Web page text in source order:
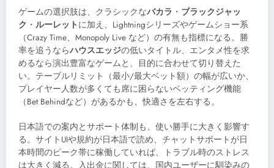
ゲームの選択肢は、クラシックなバカラ ・ ブラックジャッ
ク ・ ルーレット に加え、Lightningシリーズやゲームショー系
（Crazy Time、Monopoly Live など）の有無も指標になる。勝
率を追うならハウスエッジの低いタイトル、エンタメ性を求
めるなら演出豊富なゲームと、目的に合わせて切り替えた
い。テーブルリミット（最小/最大ベット額）の幅が広いか、
プレイヤー人数が多くても席に困らないベッティング機能
（Bet Behindなど）があるかも、快適さを左右する。
日本語での案内とサポート体制も、使い勝手に大きく影響す
る。サイトUIや規約が日本語で読め、チャットサポートが日
本時間のピーク帯に稼働していれば、トラブル時のストレス
は大きく減る。入出金に関しては、国内ユーザーに馴染みの